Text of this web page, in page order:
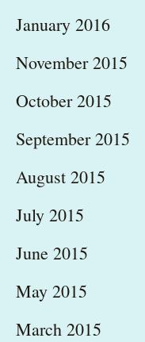
January 2016
November 2015
October 2015
September 2015
August 2015
July 2015
June 2015
May 2015
March 2015